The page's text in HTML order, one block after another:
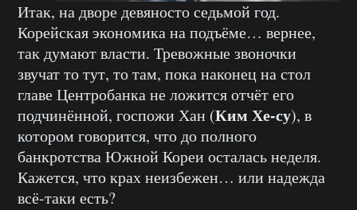
Итак, на дворе девяносто седьмой год.
Корейская экономика на подъёме… вернее,
так думают власти. Тревожные звоночки
звучат то тут, то там, пока наконец на стол
главе Центробанка не ложится отчёт его
подчинённой, госпожи Хан (Ким Хе-су), в
котором говорится, что до полного
банкротства Южной Кореи осталась неделя.
Кажется, что крах неизбежен… или надежда
всё-таки есть?